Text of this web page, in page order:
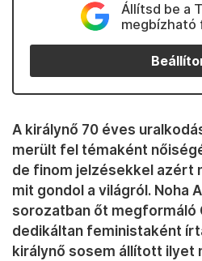
Állítsd be a
megbízható
A királynő 70 éves
merült fel témaként
de finom jelzésekkel azért
mit gondol a világról. Noha
sorozatban őt megformáló
dedikáltan feministaként
királynő sosem állított ilyet